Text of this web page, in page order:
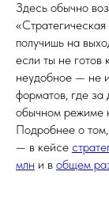
Здесь обычно
получишь на
если ты не готов
неудобное — не
форматов, где за
обычном режиме
Подробнее о том,
— в кейсе
млн и в общем